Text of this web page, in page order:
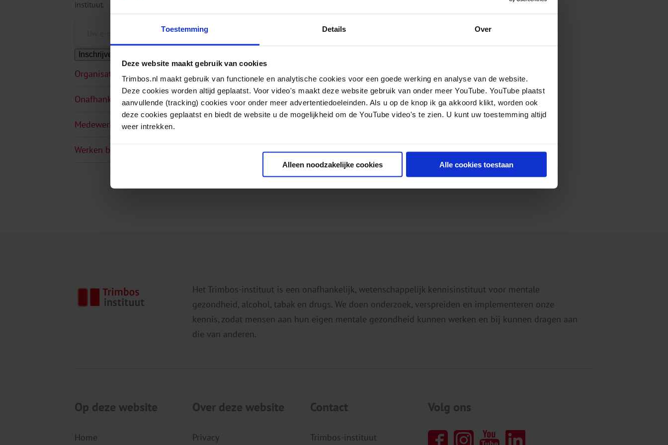
Toestemming Details Over
Deze website maakt gebruik van cookies
Trimbos.nl maakt gebruik van functionele en analytische cookies voor een goede werking en analyse van de website.
Deze cookies worden altijd geplaatst. Voor video's maakt deze website gebruik van onder meer YouTube. YouTube plaatst
aanvullende (tracking) cookies voor onder meer advertentiedoeleinden. Als u op de knop ik ga akkoord klikt, worden ook
deze cookies geplaatst en biedt de website u de mogelijkheid om de YouTube video's te zien. U kunt uw toestemming altijd
weer intrekken.
Alleen noodzakelijke cookies Alle cookies toestaan
instituut.
Inschrijven
Organisatie
Onafhankelijkheid
Medewerkers
Werken bij
Het Trimbos-instituut is een onafhankelijk, wetenschappelijk kennisinstituut voor mentale
gezondheid, alcohol, tabak en drugs. We doen onderzoek, verspreiden en implementeren onze
kennis, zodat mensen aan hun eigen mentale gezondheid kunnen werken en bij kunnen dragen aan
die van anderen.
Op deze website
Home
Over deze website
Privacy
Contact
Trimbos-instituut
Volg ons